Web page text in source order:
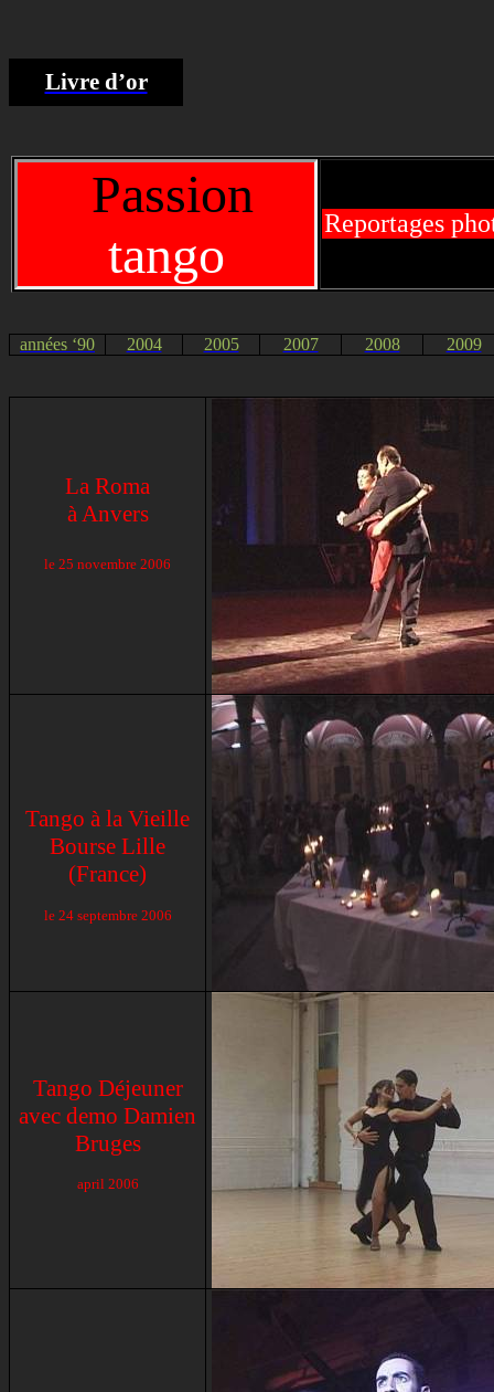
Livre d’or
Passion
tango
Reportages
années ‘90 2004 2005 2007 2008 2009
La Roma
à Anvers
le 25 novembre 2006
Tango à la Vieille
Bourse Lille
(France)
le 24 septembre 2006
Tango Déjeuner
avec demo Damien
Bruges
april 2006